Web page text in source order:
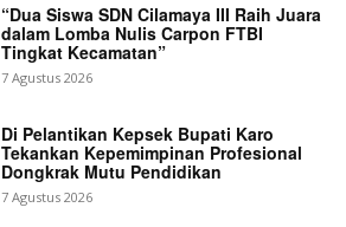
“Dua Siswa SDN Cilamaya III Raih Juara
dalam Lomba Nulis Carpon FTBI
Tingkat Kecamatan”
7 Agustus 2026
Di Pelantikan Kepsek Bupati Karo
Tekankan Kepemimpinan Profesional
Dongkrak Mutu Pendidikan
7 Agustus 2026